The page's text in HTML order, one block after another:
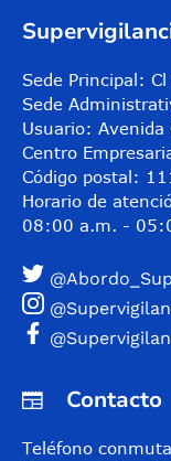
Sede Principal:
Sede
Usuario:
Centro
Código postal:
Horario de
08:00 a.m. -
Contacto
Teléfono